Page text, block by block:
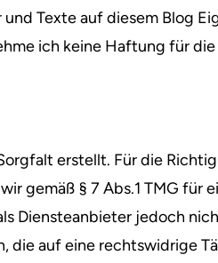
Texte auf diesem Blog
ich keine Haftung für
erstellt. Für die
gemäß § 7 Abs.1 TMG
Diensteanbieter jedoch
die auf eine rechtswidrige